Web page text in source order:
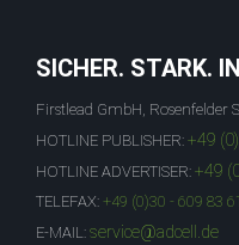
SICHER. STARK.
Firstlead GmbH, Rosenfelder
HOTLINE PUBLISHER: +49
HOTLINE ADVERTISER: +49
TELEFAX: +49 (0)30 - 609 83
E-MAIL: service@adcell.de